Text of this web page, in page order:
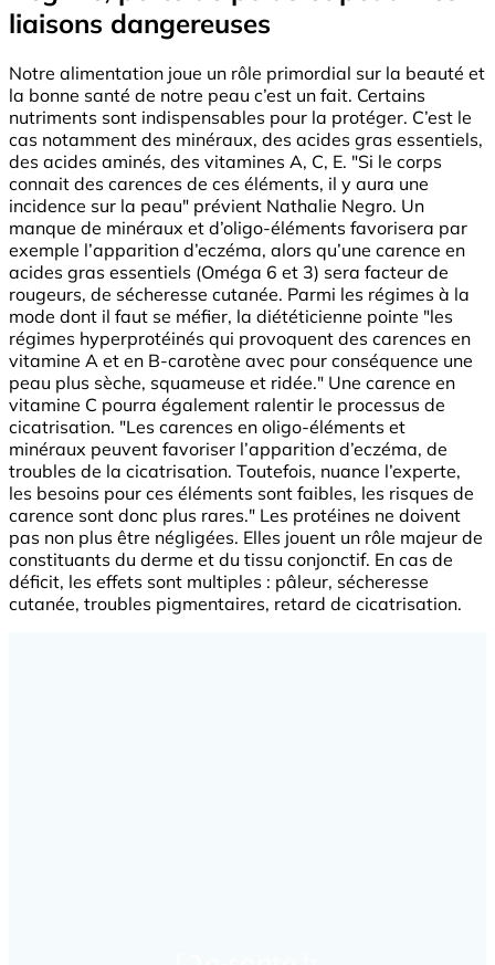
liaisons dangereuses
Notre alimentation joue un rôle primordial sur la beauté et
la bonne santé de notre peau c’est un fait. Certains
nutriments sont indispensables pour la protéger. C’est le
cas notamment des minéraux, des acides gras essentiels,
des acides aminés, des vitamines A, C, E. "Si le corps
connait des carences de ces éléments, il y aura une
incidence sur la peau" prévient Nathalie Negro. Un
manque de minéraux et d’oligo-éléments favorisera par
exemple l’apparition d’eczéma, alors qu’une carence en
acides gras essentiels (Oméga 6 et 3) sera facteur de
rougeurs, de sécheresse cutanée. Parmi les régimes à la
mode dont il faut se méfier, la diététicienne pointe "les
régimes hyperprotéinés qui provoquent des carences en
vitamine A et en B-carotène avec pour conséquence une
peau plus sèche, squameuse et ridée." Une carence en
vitamine C pourra également ralentir le processus de
cicatrisation. "Les carences en oligo-éléments et
minéraux peuvent favoriser l’apparition d’eczéma, de
troubles de la cicatrisation. Toutefois, nuance l’experte,
les besoins pour ces éléments sont faibles, les risques de
carence sont donc plus rares." Les protéines ne doivent
pas non plus être négligées. Elles jouent un rôle majeur de
constituants du derme et du tissu conjonctif. En cas de
déficit, les effets sont multiples : pâleur, sécheresse
cutanée, troubles pigmentaires, retard de cicatrisation.